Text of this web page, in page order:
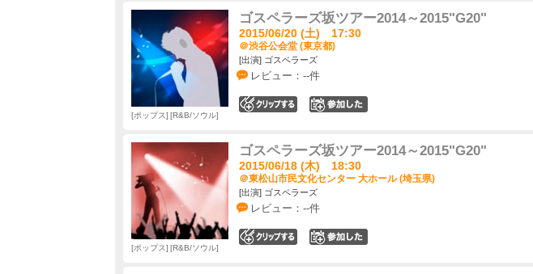
ゴスペラーズ坂ツアー2014～2015"G20"
2015/06/20 (土) 17:30
＠渋谷公会堂 (東京都)
[出演] ゴスペラーズ
レビュー：--件
ポップス R&B/ソウル
ゴスペラーズ坂ツアー2014～2015"G20"
2015/06/18 (木) 18:30
＠東松山市民文化センター 大ホール (埼玉県)
[出演] ゴスペラーズ
レビュー：--件
ポップス R&B/ソウル